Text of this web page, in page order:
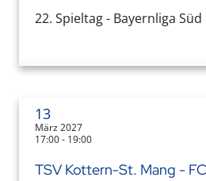
22. Spieltag - Bayernliga Süd
13
März 2027
17:00 - 19:00
TSV Kottern-St. Mang -